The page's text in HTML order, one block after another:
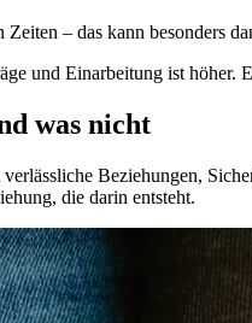
– das kann besonders
und Einarbeitung ist höher.
was nicht
Beziehungen,
die darin entsteht.